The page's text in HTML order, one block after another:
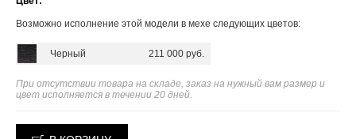
Возможно исполнение этой модели в мехе следующих цветов:
Черный 211 000 руб.
При отсутствии товара на складе, заказ на нужный вам размер и
цвет исполняется в течении 20 дней.